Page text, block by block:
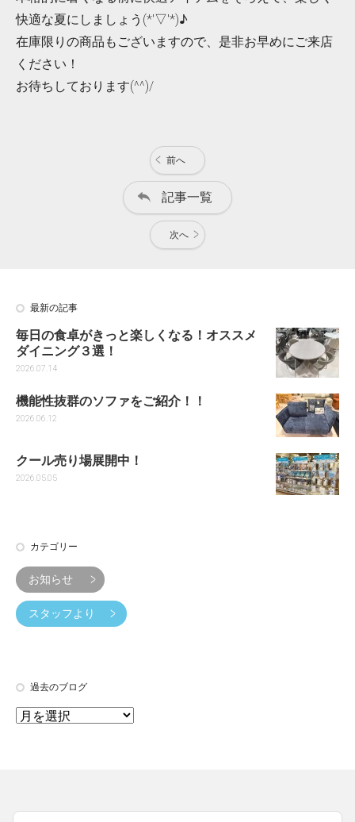
快適な夏にしましょう(*'▽'*)♪
在庫限りの商品もございますので、是非お早めにご来店
ください！
お待ちしております(^^)/
前へ
記事一覧
次へ
最新の記事
毎日の食卓がきっと楽しくなる！オススメ
ダイニング３選！
2026.07.14
機能性抜群のソファをご紹介！！
2026.06.12
クール売り場展開中！
2026.05.05
カテゴリー
お知らせ
スタッフより
過去のブログ